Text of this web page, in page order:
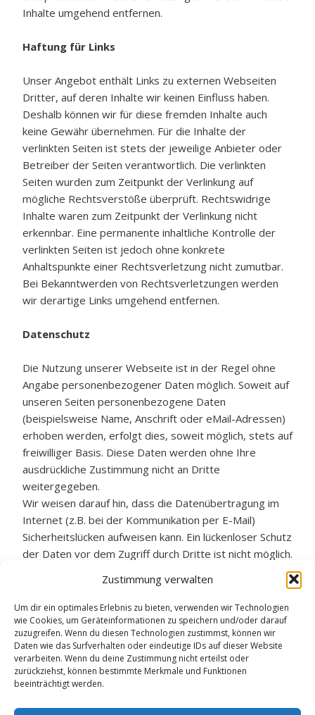
Zustimmung verwalten
Um dir ein optimales Erlebnis zu bieten, verwenden wir Technologien
wie Cookies, um Geräteinformationen zu speichern und/oder darauf
zuzugreifen. Wenn du diesen Technologien zustimmst, können wir
Daten wie das Surfverhalten oder eindeutige IDs auf dieser Website
verarbeiten. Wenn du deine Zustimmung nicht erteilst oder
zurückziehst, können bestimmte Merkmale und Funktionen
beeinträchtigt werden.
Inhalte umgehend entfernen.
Haftung für Links
Unser Angebot enthält Links zu externen Webseiten
Dritter, auf deren Inhalte wir keinen Einfluss haben.
Deshalb können wir für diese fremden Inhalte auch
keine Gewähr übernehmen. Für die Inhalte der
verlinkten Seiten ist stets der jeweilige Anbieter oder
Betreiber der Seiten verantwortlich. Die verlinkten
Seiten wurden zum Zeitpunkt der Verlinkung auf
mögliche Rechtsverstöße überprüft. Rechtswidrige
Inhalte waren zum Zeitpunkt der Verlinkung nicht
erkennbar. Eine permanente inhaltliche Kontrolle der
verlinkten Seiten ist jedoch ohne konkrete
Anhaltspunkte einer Rechtsverletzung nicht zumutbar.
Bei Bekanntwerden von Rechtsverletzungen werden
wir derartige Links umgehend entfernen.
Datenschutz
Die Nutzung unserer Webseite ist in der Regel ohne
Angabe personenbezogener Daten möglich. Soweit auf
unseren Seiten personenbezogene Daten
(beispielsweise Name, Anschrift oder eMail-Adressen)
erhoben werden, erfolgt dies, soweit möglich, stets auf
freiwilliger Basis. Diese Daten werden ohne Ihre
ausdrückliche Zustimmung nicht an Dritte
weitergegeben.
Wir weisen darauf hin, dass die Datenübertragung im
Internet (z.B. bei der Kommunikation per E-Mail)
Sicherheitslücken aufweisen kann. Ein lückenloser Schutz
der Daten vor dem Zugriff durch Dritte ist nicht möglich.
veröffentlichten Kontaktdaten durch Dritte zur
Übersendung von nicht ausdrücklich angeforderter
Werbung und Informationsmaterialien wird hiermit
ausdrücklich widersprochen. Die Betreiber der Seiten
behalten sich ausdrücklich rechtliche Schritte im Falle
der unverlangten Zusendung von Werbeinformationen,
etwa durch Spam-Mails, vor.